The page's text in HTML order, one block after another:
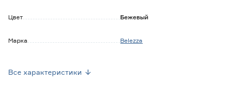
Цвет Бежевый
Марка Belezza
Все характеристики